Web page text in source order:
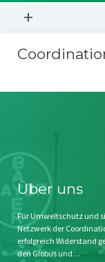
Menü
+
Mitmachen
Kontakt
Impressum
Störfälle
Stichwort BAYER
Jahrestagung
SPENDEN
Über uns
Für Umweltschutz und
Netzwerk der
erfolgreich Widerstand
den Globus und…